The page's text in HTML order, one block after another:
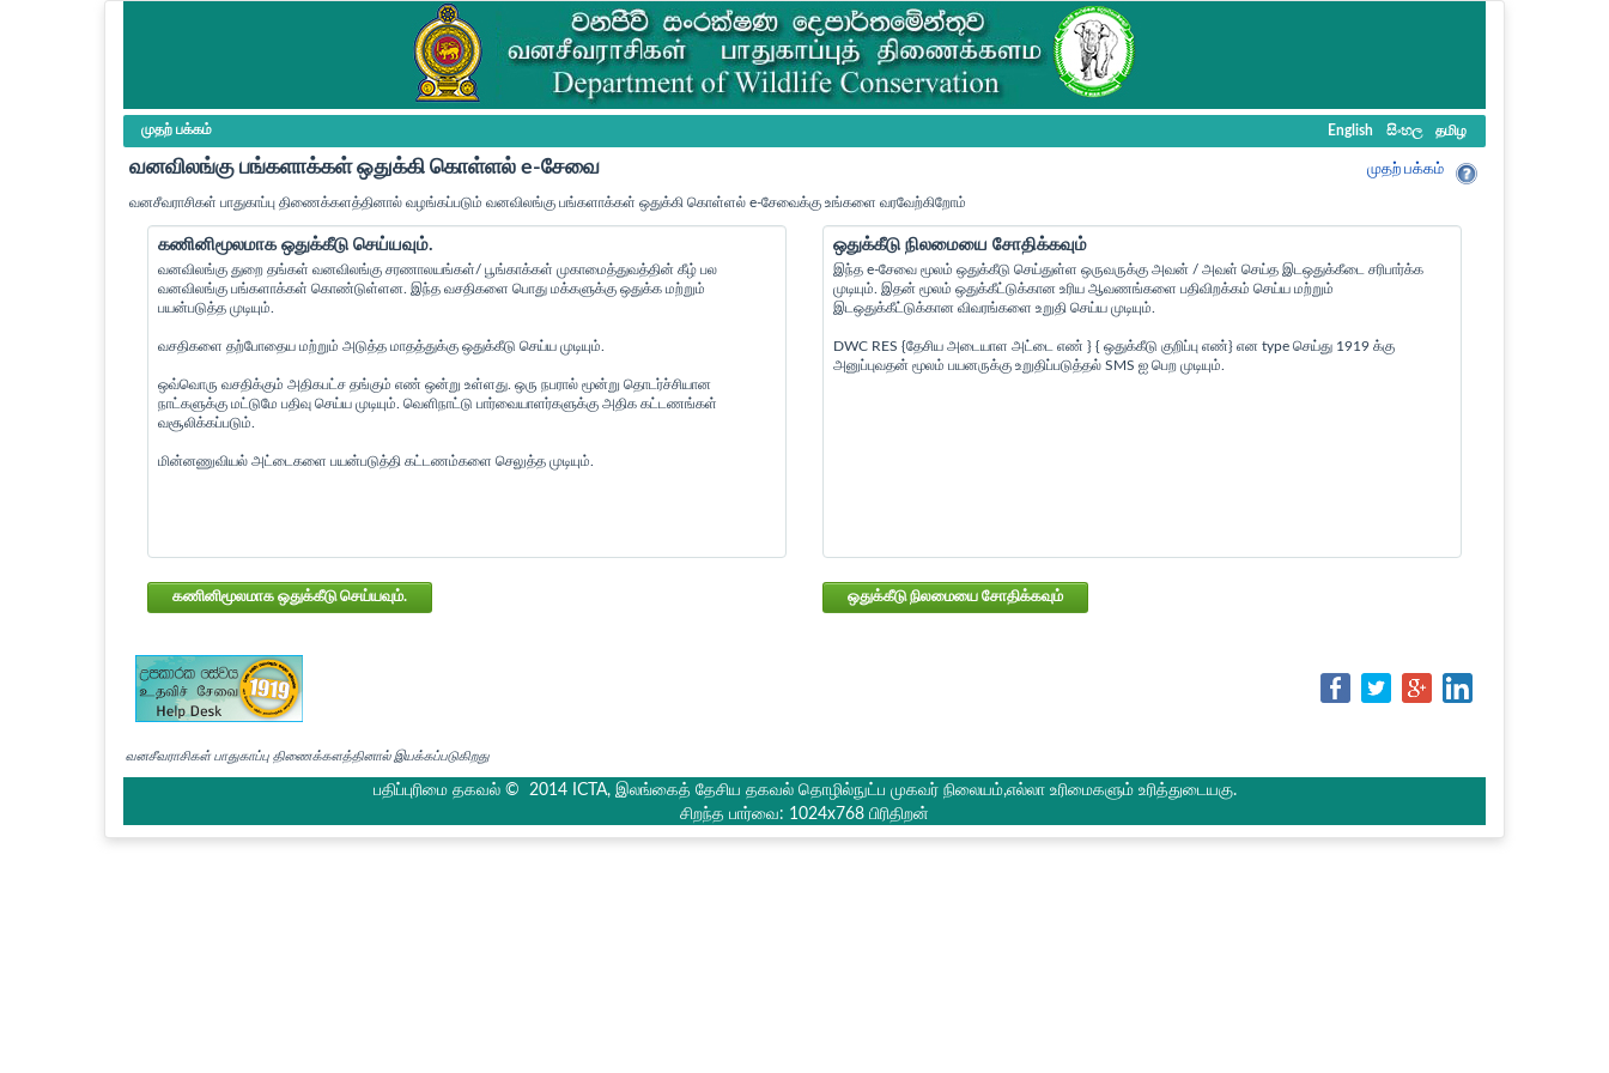
முதற் பக்கம் English සිංහල தமிழ
வனவிலங்கு பங்களாக்கள் ஒதுக்கி கொள்ளல் e-சேவை முதற் பக்கம்
வனசீவராசிகள் பாதுகாப்பு திணைக்களத்தினால் வழங்கப்படும் வனவிலங்கு பங்களாக்கள் ஒதுக்கி கொள்ளல் e-சேவைக்கு உங்களை வரவேற்கிறோம்
கணினிமூலமாக ஒதுக்கீடு செய்யவும்.
வனவிலங்கு துறை தங்கள் வனவிலங்கு சரணாலயங்கள்/ பூங்காக்கள் முகாமைத்துவத்தின் கீழ் பல
வனவிலங்கு பங்களாக்கள் கொண்டுள்ளன. இந்த வசதிகளை பொது மக்களுக்கு ஒதுக்க மற்றும்
பயன்படுத்த முடியும்.
வசதிகளை தற்போதைய மற்றும் அடுத்த மாதத்துக்கு ஒதுக்கீடு செய்ய முடியும்.
ஒவ்வொரு வசதிக்கும் அதிகபட்ச தங்கும் எண் ஒன்று உள்ளது. ஒரு நபரால் மூன்று தொடர்ச்சியான
நாட்களுக்கு மட்டுமே பதிவு செய்ய முடியும். வெளிநாட்டு பார்வையாளர்களுக்கு அதிக கட்டணங்கள்
வசூலிக்கப்படும்.
மின்னணுவியல் அட்டைகளை பயன்படுத்தி கட்டணம்களை செலுத்த முடியும்.
கணினிமூலமாக ஒதுக்கீடு செய்யவும்.
ஒதுக்கீடு நிலமையை சோதிக்கவும்
இந்த e-சேவை மூலம் ஒதுக்கீடு செய்துள்ள ஒருவருக்கு அவன் / அவள் செய்த இடஒதுக்கீடை சரிபார்க்க
முடியும். இதன் மூலம் ஒதுக்கீட்டுக்கான உரிய ஆவணங்களை பதிவிறக்கம் செய்ய மற்றும்
இடஒதுக்கீட்டுக்கான விவரங்களை உறுதி செய்ய முடியும்.
DWC RES {தேசிய அடையாள அட்டை எண் } { ஒதுக்கீடு குறிப்பு எண்} என type செய்து 1919 க்கு
அனுப்புவதன் மூலம் பயனருக்கு உறுதிப்படுத்தல் SMS ஐ பெற முடியும்.
ஒதுக்கீடு நிலமையை சோதிக்கவும்
வனசீவராசிகள் பாதுகாப்பு திணைக்களத்தினால் இயக்கப்படுகிறது
பதிப்புரிமை தகவல் © 2014 ICTA, இலங்கைத் தேசிய தகவல் தொழில்நுட்ப முகவர் நிலையம்,எல்லா உரிமைகளும் உரித்துடையகு.
சிறந்த பார்வை: 1024x768 பிரிதிறன்